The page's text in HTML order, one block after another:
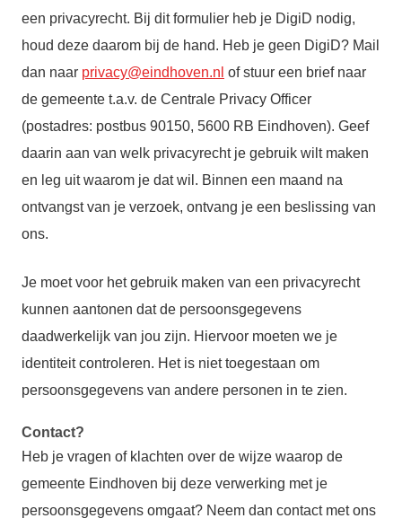
een privacyrecht. Bij dit formulier heb je DigiD nodig,
houd deze daarom bij de hand. Heb je geen DigiD? Mail
dan naar privacy@eindhoven.nl of stuur een brief naar
de gemeente t.a.v. de Centrale Privacy Officer
(postadres: postbus 90150, 5600 RB Eindhoven). Geef
daarin aan van welk privacyrecht je gebruik wilt maken
en leg uit waarom je dat wil. Binnen een maand na
ontvangst van je verzoek, ontvang je een beslissing van
ons.
Je moet voor het gebruik maken van een privacyrecht
kunnen aantonen dat de persoonsgegevens
daadwerkelijk van jou zijn. Hiervoor moeten we je
identiteit controleren. Het is niet toegestaan om
persoonsgegevens van andere personen in te zien.
Contact?
Heb je vragen of klachten over de wijze waarop de
gemeente Eindhoven bij deze verwerking met je
persoonsgegevens omgaat? Neem dan contact met ons